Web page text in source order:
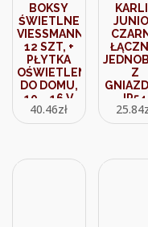
BOKSY
ŚWIETLNE
VIESSMANN
12 SZT, +
PŁYTKA
OŚWIETLENIOWA
DO DOMU,
10 – 16 V
DC/AC
6005
40.46zł
Z
IP54
25.84